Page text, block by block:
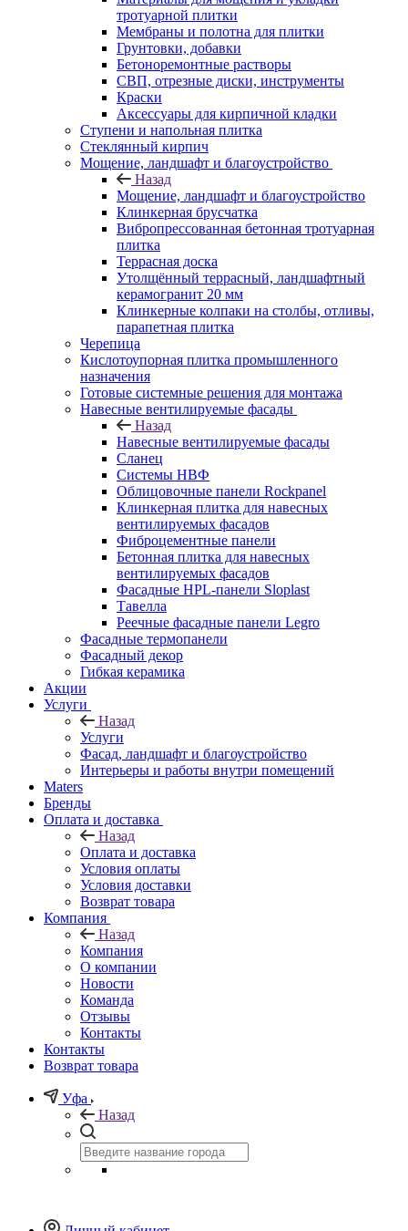
тротуарной плитки
Мембраны и полотна для плитки
Грунтовки, добавки
Бетоноремонтные растворы
СВП, отрезные диски, инструменты
Краски
Аксессуары для кирпичной кладки
Ступени и напольная плитка
Cтеклянный кирпич
Мощение, ландшафт и благоустройство
Назад
Мощение, ландшафт и благоустройство
Клинкерная брусчатка
Вибропрессованная бетонная тротуарная
плитка
Террасная доска
Утолщённый террасный, ландшафтный
керамогранит 20 мм
Клинкерные колпаки на столбы, отливы,
парапетная плитка
Черепица
Кислотоупорная плитка промышленного
назначения
Готовые системные решения для монтажа
Навесные вентилируемые фасады
Назад
Навесные вентилируемые фасады
Сланец
Системы НВФ
Облицовочные панели Rockpanel
Клинкерная плитка для навесных
вентилируемых фасадов
Фиброцементные панели
Бетонная плитка для навесных
вентилируемых фасадов
Фасадные HPL-панели Sloplast
Тавелла
Реечные фасадные панели Legro
Фасадные термопанели
Фасадный декор
Гибкая керамика
Акции
Услуги
Назад
Услуги
Фасад, ландшафт и благоустройство
Интерьеры и работы внутри помещений
Maters
Бренды
Оплата и доставка
Назад
Оплата и доставка
Условия оплаты
Условия доставки
Возврат товара
Компания
Назад
Компания
О компании
Новости
Команда
Отзывы
Контакты
Контакты
Возврат товара
Уфа
Назад